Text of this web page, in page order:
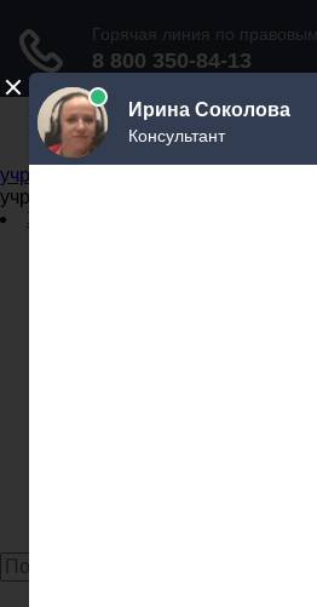
Не официальный
учреждений
учреждений
Задать вопрос юристу